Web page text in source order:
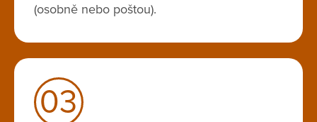
(osobně nebo poštou).
03